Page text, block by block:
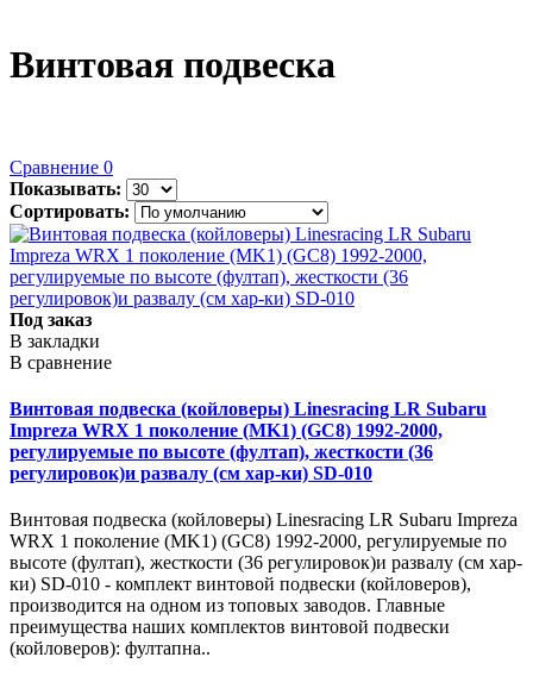
Винтовая подвеска
Сравнение 0
Показывать:
Сортировать:
Под заказ
В закладки
В сравнение
Винтовая подвеска (койловеры) Linesracing LR Subaru
Impreza WRX 1 поколение (MK1) (GC8) 1992-2000,
регулируемые по высоте (фултап), жесткости (36
регулировок)и развалу (см хар-ки) SD-010
Винтовая подвеска (койловеры) Linesracing LR Subaru Impreza
WRX 1 поколение (MK1) (GC8) 1992-2000, регулируемые по
высоте (фултап), жесткости (36 регулировок)и развалу (см хар-
ки) SD-010 - комплект винтовой подвески (койловеров),
производится на одном из топовых заводов. Главные
преимущества наших комплектов винтовой подвески
(койловеров): фултапна..